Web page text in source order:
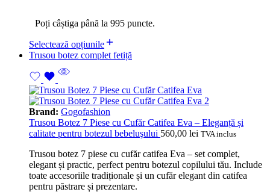
Poți câștiga până la 995 puncte.
Selectează opțiunile
Trusou botez complet fetiță
Brand: Gogofashion
Trusou Botez 7 Piese cu Cufăr Catifea Eva – Eleganță și
calitate pentru botezul bebeluşului 560,00 lei TVA inclus
Trusou botez 7 piese cu cufăr catifea Eva – set complet,
elegant și practic, perfect pentru botezul copilului tău. Include
toate accesoriile tradiționale și un cufăr elegant din catifea
pentru păstrare și prezentare.